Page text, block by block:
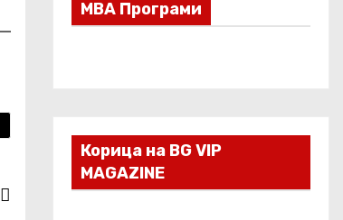
МВА Програми
Корица на BG VIP
MAGAZINE